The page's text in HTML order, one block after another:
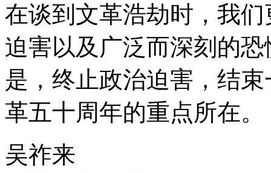
在谈到文革浩劫时，我
迫害以及广泛而深刻的
是，终止政治迫害，结
革五十周年的重点所在。
吴祚来